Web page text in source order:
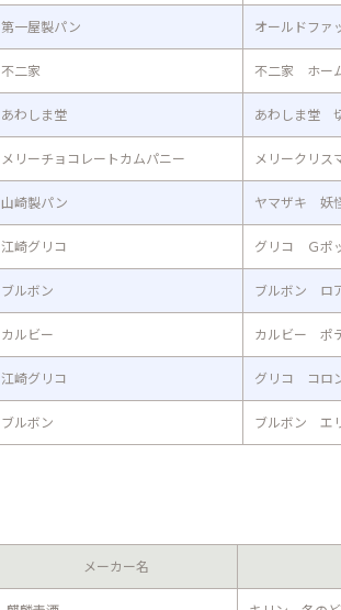
第一屋製パン オールドフ
不二家 不二家 ホー
あわしま堂 あわしま堂
メリーチョコレートカムパニー メリークリス
山崎製パン ヤマザキ 妖
江崎グリコ グリコ Ｇポ
ブルボン ブルボン ロ
カルビー カルビー ポ
江崎グリコ グリコ コロ
ブルボン ブルボン エ
メーカー名